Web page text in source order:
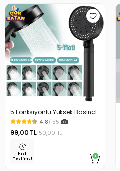
5 Fonksiyonlu Yüksek Basınçlı
Ayarlı Duş Başlığı
4.8/ 55
99,00 TL150,00 TL
Hızlı
Teslimat